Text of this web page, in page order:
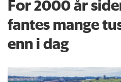
For 2000 år
fantes mange
enn i dag